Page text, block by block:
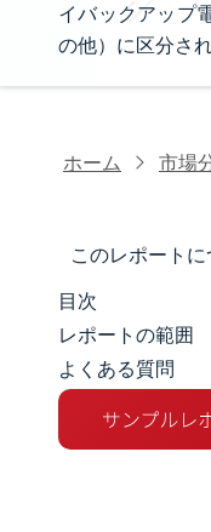
イバックアップ
の他）に区分され
ホーム 市場
このレポートに
マーケット
市場概要
主な市場動向
目次
レポートの範囲
よくある質問